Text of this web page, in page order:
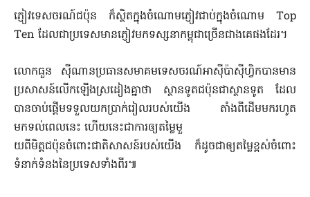
ភ្ញៀវទេសចរណ៍ជប៉ុន ក៏ស្ថិតក្នុងចំណោមភ្ញៀវជាប់ក្នុងចំណោម Top
Ten ដែលជាប្រទេសមានភ្ញៀវមកទស្សនាកម្ពុជាច្រើនជាងគេផងដែរ។
​លោកធួន ស៊ីណានប្រធានសមាគមទេសចរណ៍អាស៊ីប៉ាស៊ីហ្វិកបានមាន
ប្រសាស​ន៍លើកឡើងស្រដៀងគ្នាថា ស្ថានទូតជប៉ុនជាស្ថានទូត ដែល
បានចាប់ផ្តើមទទួលយកប្រាក់រៀលរបស់យើង តាំងពីដើមមករហូត
មកទល់ពេលនេះ ហើយនេះជាការឲ្យតម្លៃមួ
យពីមិត្តជប៉ុនចំពោះជាតិសាសន៍របស់យើង ក៏ដូចជាឲ្យតម្លៃខ្ពស់ចំពោះ
ទំនាក់ទំនងនៃប្រទេសទាំងពីរ៕